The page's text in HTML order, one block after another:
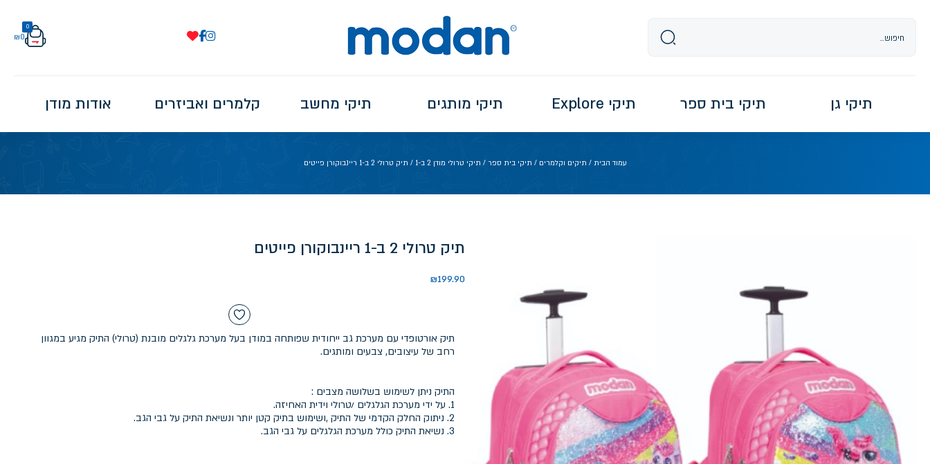
0
₪0
תיקי גן תיקי בית ספר תיקי Explore תיקי מותגים תיקי מחשב קלמרים ואביזרים אודות מודן
עמוד הבית / תיקים וקלמרים / תיקי בית ספר / תיקי טרולי מודן 2 ב-1 / תיק טרולי 2 ב-1 ריינבוקורן פייטים
תיק טרולי 2 ב-1 ריינבוקורן פייטים
₪199.90
תיק אורטופדי עם מערכת גב ייחודית שפותחה במודן בעל מערכת גלגלים מובנת (טרולי) התיק מגיע במגוון
רחב של עיצובים, צבעים ומותגים.
התיק ניתן לשימוש בשלושה מצבים :
1. על ידי מערכת הגלגלים /טרולי וידית האחיזה.
2. ניתוק החלק הקדמי של התיק ,ושימוש בתיק קטן יותר ונשיאת התיק על גבי הגב.
3. נשיאת התיק כולל מערכת הגלגלים על גבי הגב.